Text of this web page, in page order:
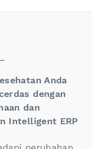
Anda
dengan
dan
Intelligent ERP